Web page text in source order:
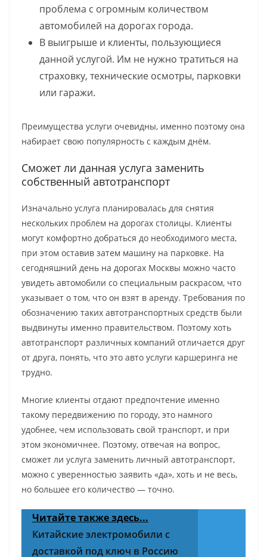
проблема с огромным количеством
автомобилей на дорогах города.
В выигрыше и клиенты, пользующиеся
данной услугой. Им не нужно тратиться на
страховку, технические осмотры, парковки
или гаражи.
Преимущества услуги очевидны, именно поэтому она
набирает свою популярность с каждым днём.
Сможет ли данная услуга заменить
собственный автотранспорт
Изначально услуга планировалась для снятия
нескольких проблем на дорогах столицы. Клиенты
могут комфортно добраться до необходимого места,
при этом оставив затем машину на парковке. На
сегодняшний день на дорогах Москвы можно часто
увидеть автомобили со специальным раскрасом, что
указывает о том, что он взят в аренду. Требования по
обозначению таких автотранспортных средств были
выдвинуты именно правительством. Поэтому хоть
автотранспорт различных компаний отличается друг
от друга, понять, что это авто услуги каршеринга не
трудно.
Многие клиенты отдают предпочтение именно
такому передвижению по городу, это намного
удобнее, чем использовать свой транспорт, и при
этом экономичнее. Поэтому, отвечая на вопрос,
сможет ли услуга заменить личный автотранспорт,
можно с уверенностью заявить «да», хоть и не весь,
но большее его количество — точно.
Читайте также здесь...
Китайские электромобили с
доставкой под ключ в Россию